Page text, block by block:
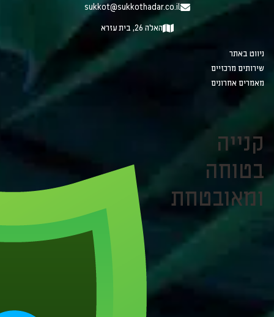
sukkot@sukkothadar.co.il
האלה 26, בית עזרא
ניווט באתר
שירותים מרכזיים
מאמרים אחרונים
קנייה
בטוחה
ומאובטחת